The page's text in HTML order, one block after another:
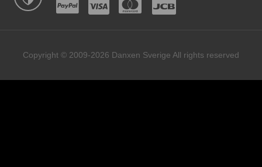
Copyright © 2009-2026 Danxen Sverige All rights reserved